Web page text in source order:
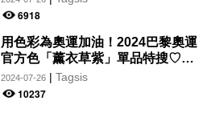
的好物♡
6918
用色彩為奧運加油！2024巴黎奧運
官方色「薰衣草紫」單品特搜♡讓
你從頭到腳、隨時充滿奧運氛圍～
2024-07-26| Tagsis
10237